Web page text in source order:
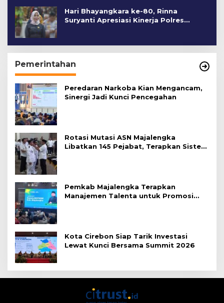
Hari Bhayangkara ke-80, Rinna
Suryanti Apresiasi Kinerja Polres
Pemerintahan
Peredaran Narkoba Kian Mengancam,
Sinergi Jadi Kunci Pencegahan
Rotasi Mutasi ASN Majalengka
Libatkan 145 Pejabat, Terapkan Sistem
Pemkab Majalengka Terapkan
Manajemen Talenta untuk Promosi
Kota Cirebon Siap Tarik Investasi
Lewat Kunci Bersama Summit 2026